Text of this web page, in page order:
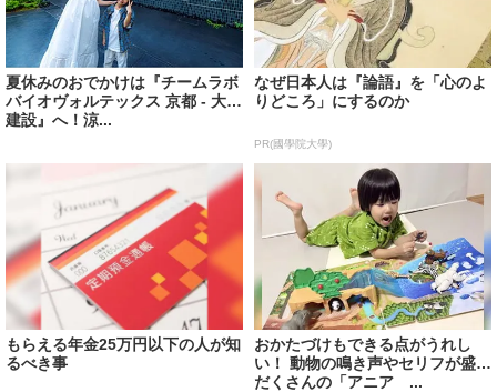
夏休みのおでかけは『チームラボ
バイオヴォルテックス 京都 - 大成
建設』へ！涼...
なぜ日本人は『論語』を「心のよ
りどころ」にするのか
PR(國學院大學)
もらえる年金25万円以下の人が知
るべき事
おかたづけもできる点がうれし
い！ 動物の鳴き声やセリフが盛り
だくさんの「アニア ...